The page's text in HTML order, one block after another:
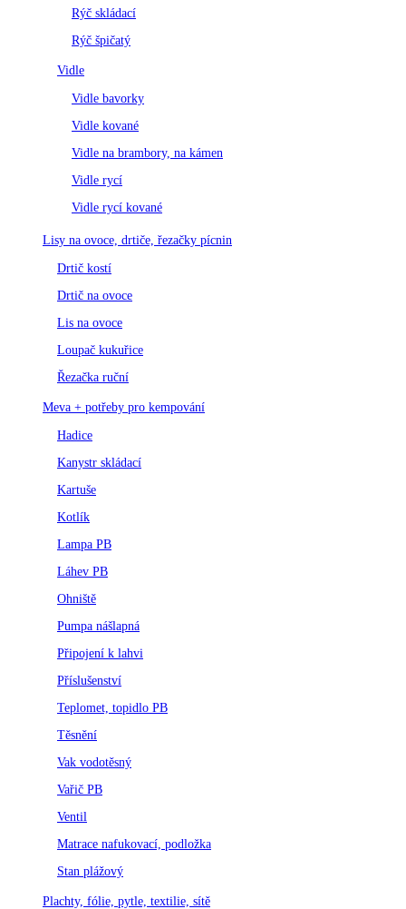
Rýč skládací
Rýč špičatý
Vidle
Vidle bavorky
Vidle kované
Vidle na brambory, na kámen
Vidle rycí
Vidle rycí kované
Lisy na ovoce, drtiče, řezačky pícnin
Drtič kostí
Drtič na ovoce
Lis na ovoce
Loupač kukuřice
Řezačka ruční
Meva + potřeby pro kempování
Hadice
Kanystr skládací
Kartuše
Kotlík
Lampa PB
Láhev PB
Ohniště
Pumpa nášlapná
Připojení k lahvi
Příslušenství
Teplomet, topidlo PB
Těsnění
Vak vodotěsný
Vařič PB
Ventil
Matrace nafukovací, podložka
Stan plážový
Plachty, fólie, pytle, textilie, sítě